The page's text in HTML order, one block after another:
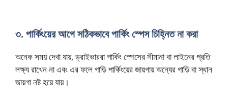
৩. পার্কিংয়ের আগে সঠিকভাবে পার্কিং স্পেস চিহ্নিত না করা
অনেক সময় দেখা যায়, ড্রাইভাররা পার্কিং স্পেসের সীমানা বা লাইনের প্রতি
লক্ষ্য রাখেন না এবং এর ফলে গাড়ি পার্কিংয়ের জায়গায় অন্যের গাড়ি বা স্থান
জায়গা নষ্ট হয়ে যায়।